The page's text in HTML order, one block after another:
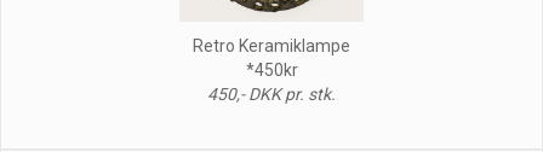
Retro Keramiklampe
*450kr
450,- DKK pr. stk.